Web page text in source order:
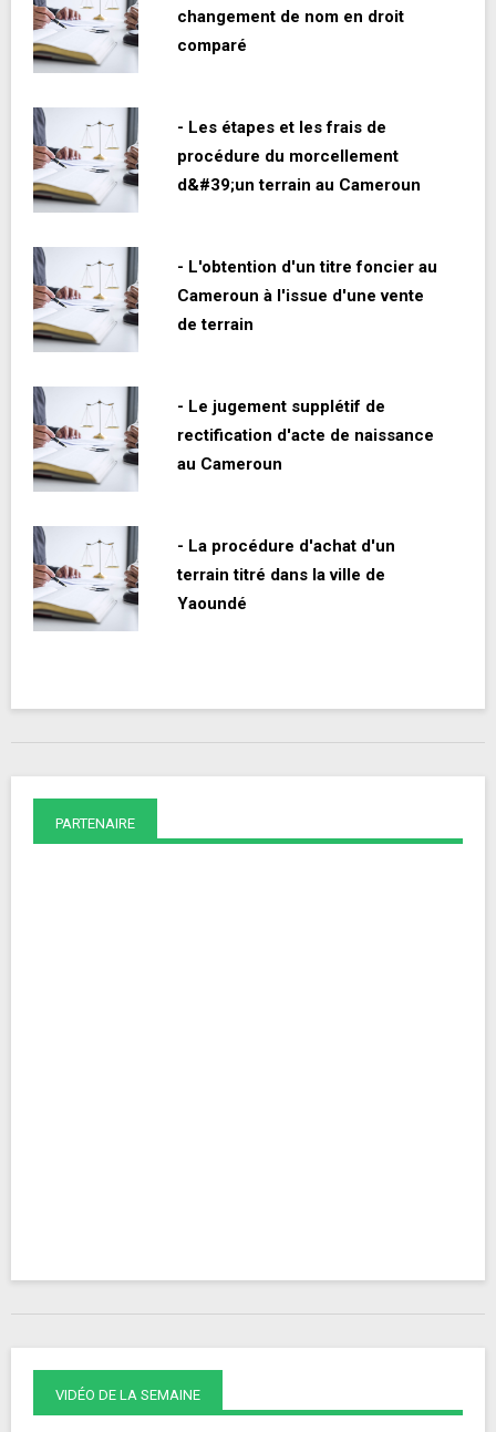
changement de nom en droit
comparé
- Les étapes et les frais de
procédure du morcellement
d&#39;un terrain au Cameroun
- L'obtention d'un titre foncier au
Cameroun à l'issue d'une vente
de terrain
- Le jugement supplétif de
rectification d'acte de naissance
au Cameroun
- La procédure d'achat d'un
terrain titré dans la ville de
Yaoundé
PARTENAIRE
VIDÉO DE LA SEMAINE